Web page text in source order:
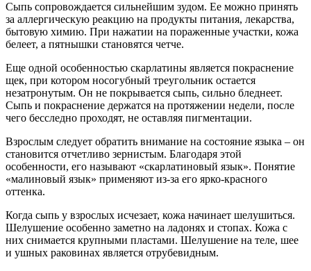
Сыпь сопровождается сильнейшим зудом. Ее можно принять
за аллергическую реакцию на продукты питания, лекарства,
бытовую химию. При нажатии на пораженные участки, кожа
белеет, а пятнышки становятся четче.
Еще одной особенностью скарлатины является покраснение
щек, при котором носогубный треугольник остается
незатронутым. Он не покрывается сыпь, сильно бледнеет.
Сыпь и покраснение держатся на протяжении недели, после
чего бесследно проходят, не оставляя пигментации.
Взрослым следует обратить внимание на состояние языка – он
становится отчетливо зернистым. Благодаря этой
особенности, его называют «скарлатиновый язык». Понятие
«малиновый язык» применяют из-за его ярко-красного
оттенка.
Когда сыпь у взрослых исчезает, кожа начинает шелушиться.
Шелушение особенно заметно на ладонях и стопах. Кожа с
них снимается крупными пластами. Шелушение на теле, шее
и ушных раковинах является отрубевидным.